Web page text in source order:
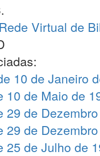
Rede Virtual de
10 de Janeiro
10 de Maio de
29 de
29 de
25 de Julho de